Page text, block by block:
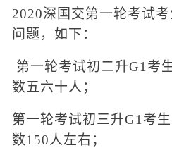
2020深国交第一轮考试
问题，如下：
第一轮考试初二升G1考
数五六十人；
第一轮考试初三升G1考
数150人左右；